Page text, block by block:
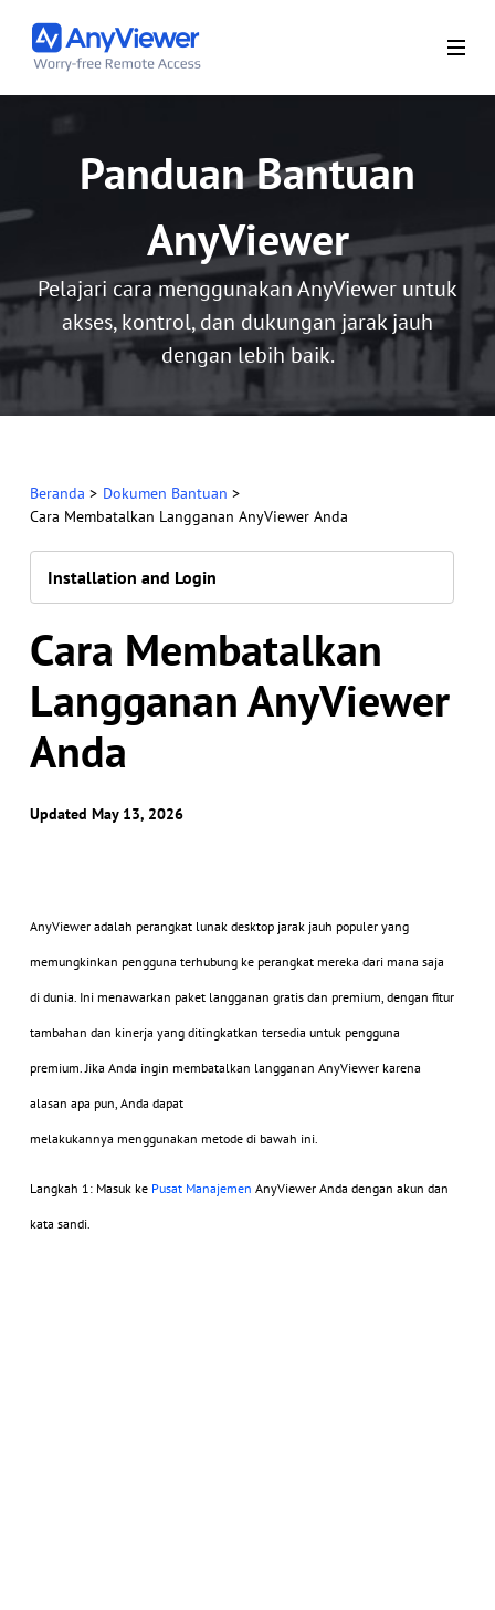
Panduan Bantuan
AnyViewer
Pelajari cara menggunakan AnyViewer untuk
akses, kontrol, dan dukungan jarak jauh
dengan lebih baik.
Beranda > Dokumen Bantuan >
Cara Membatalkan Langganan AnyViewer Anda
Installation and Login
Cara Membatalkan
Langganan AnyViewer
Anda
Updated May 13, 2026
AnyViewer adalah perangkat lunak desktop jarak jauh populer yang
memungkinkan pengguna terhubung ke perangkat mereka dari mana saja
di dunia. Ini menawarkan paket langganan gratis dan premium, dengan fitur
tambahan dan kinerja yang ditingkatkan tersedia untuk pengguna
premium. Jika Anda ingin membatalkan langganan AnyViewer karena
alasan apa pun, Anda dapat
melakukannya menggunakan metode di bawah ini.
Langkah 1: Masuk ke Pusat Manajemen AnyViewer Anda dengan akun dan
kata sandi.